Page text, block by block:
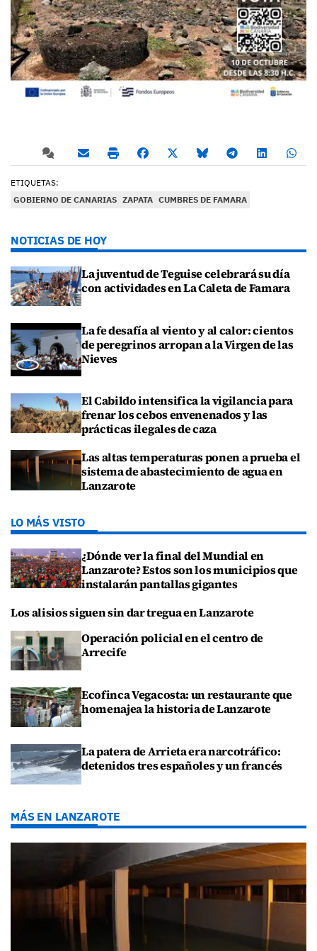
ETIQUETAS:
GOBIERNO DE CANARIAS ZAPATA CUMBRES DE FAMARA
NOTICIAS DE HOY
La juventud de Teguise celebrará su día
con actividades en La Caleta de Famara
La fe desafía al viento y al calor: cientos
de peregrinos arropan a la Virgen de las
Nieves
El Cabildo intensifica la vigilancia para
frenar los cebos envenenados y las
prácticas ilegales de caza
Las altas temperaturas ponen a prueba el
sistema de abastecimiento de agua en
Lanzarote
LO MÁS VISTO
¿Dónde ver la final del Mundial en
Lanzarote? Estos son los municipios que
instalarán pantallas gigantes
Los alisios siguen sin dar tregua en Lanzarote
Operación policial en el centro de
Arrecife
Ecofinca Vegacosta: un restaurante que
homenajea la historia de Lanzarote
La patera de Arrieta era narcotráfico:
detenidos tres españoles y un francés
MÁS EN LANZAROTE